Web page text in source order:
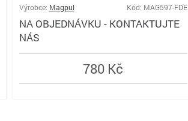
Výrobce: Magpul Kód: MAG597-FDE
NA OBJEDNÁVKU - KONTAKTUJTE
NÁS
780 Kč